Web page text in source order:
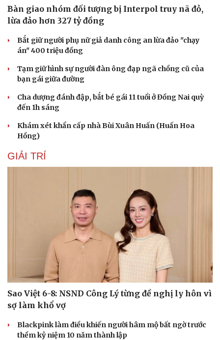
Bàn giao nhóm đối tượng bị Interpol truy nã đỏ,
lừa đảo hơn 327 tỷ đồng
Bắt giữ người phụ nữ giả danh công an lừa đảo "chạy
án" 400 triệu đồng
Tạm giữ hình sự người đàn ông đạp ngã chồng cũ của
bạn gái giữa đường
Cha dượng đánh đập, bắt bé gái 11 tuổi ở Đồng Nai quỳ
đến 1h sáng
Khám xét khẩn cấp nhà Bùi Xuân Huấn (Huấn Hoa
Hồng)
GIẢI TRÍ
Sao Việt 6-8: NSND Công Lý từng đề nghị ly hôn vì
sợ làm khổ vợ
Blackpink làm điều khiến người hâm mộ bất ngờ trước
thềm kỷ niệm 10 năm thành lập